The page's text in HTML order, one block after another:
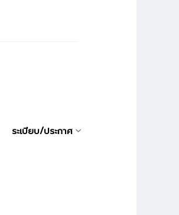
ระเบียบ/ประกาศ